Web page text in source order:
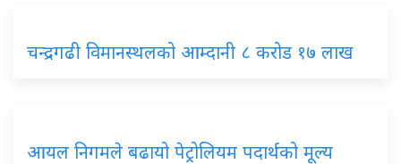
चन्द्रगढी विमानस्थलको आम्दानी ८ करोड १७ लाख
आयल निगमले बढायो पेट्रोलियम पदार्थको मूल्य